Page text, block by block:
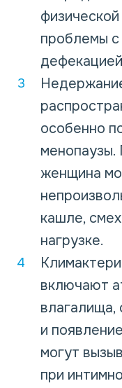
проблемы с
особенно
менопаузы.
женщина
кашле,
нагрузке.
включают
влагалища,
и
могут
при